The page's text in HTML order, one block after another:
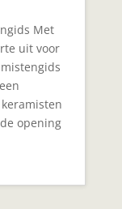
Met
uit voor
opening